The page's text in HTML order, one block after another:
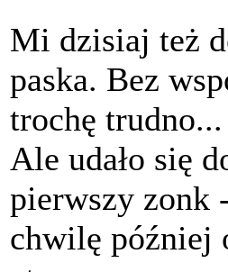
Mi dzisiaj też
paska. Bez
trochę trudno...
Ale udało się
pierwszy zonk
chwilę później